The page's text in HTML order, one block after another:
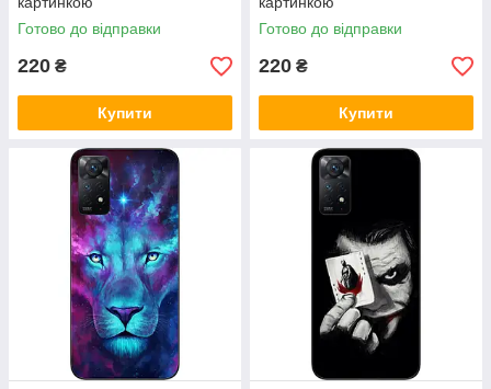
Готово до відправки
220 ₴
Купити
Готово до відправки
220 ₴
Купити